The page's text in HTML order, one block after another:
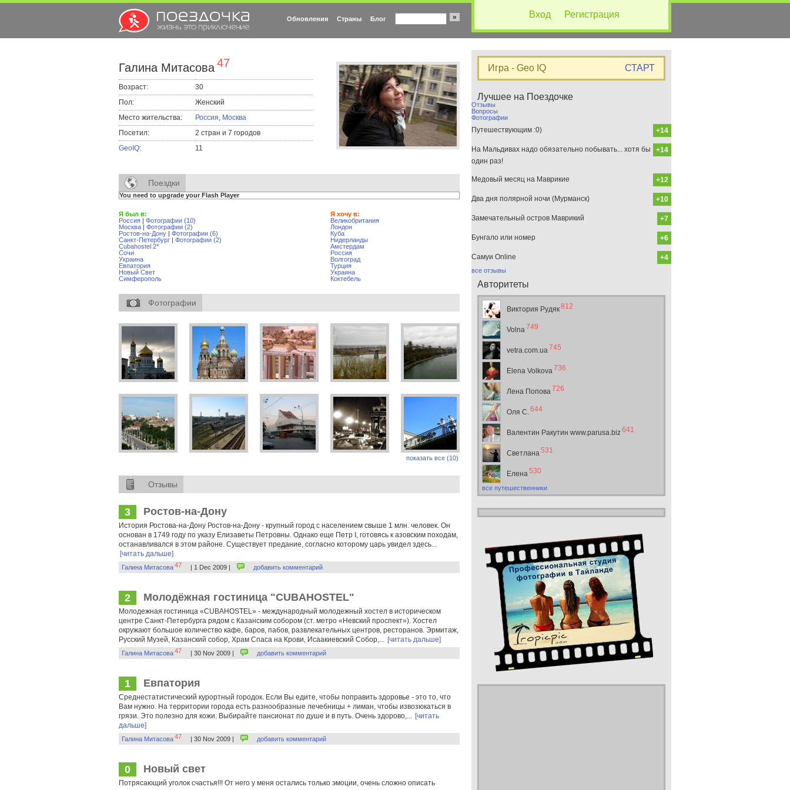
Вход Регистрация
Обновления Страны Блог »
Галина Митасова47
Возраст:
30
Пол:
Женский
Место жительства:
Россия, Москва
Посетил:
2 стран и 7 городов
GeoIQ: 11
Поездки
You need to upgrade your Flash Player
Я был в:
Россия | Фотографии (10)
Москва | Фотографии (2)
Ростов-на-Дону | Фотографии (6)
Санкт-Петербург | Фотографии (2)
Cubahostel 2*
Сочи
Украина
Евпатория
Новый Свет
Симферополь
Я хочу в:
Великобритания
Лондон
Куба
Нидерланды
Амстердам
Россия
Волгоград
Турция
Украина
Коктебель
Фотографии
показать все (10)
Отзывы
3 Ростов-на-Дону
История Ростова-на-Дону Ростов-на-Дону - крупный город с населением свыше 1 млн. человек. Он
основан в 1749 году по указу Елизаветы Петровны. Однако еще Петр I, готовясь к азовским походам,
останавливался в этом районе. Существует предание, согласно которому царь увидел здесь...
[читать дальше]
Галина Митасова47 | 1 Dec 2009 | добавить комментарий
2 Молодёжная гостиница "CUBAHOSTEL"
Молодежная гостиница «CUBAHOSTEL» - международный молодежный хостел в историческом
центре Санкт-Петербурга рядом с Казанским собором (ст. метро «Невский проспект»). Хостел
окружают большое количество кафе, баров, пабов, развлекательных центров, ресторанов. Эрмитаж,
Русский Музей, Казанский собор, Храм Спаса на Крови, Исаакиевский Собор,... [читать дальше]
Галина Митасова47 | 30 Nov 2009 | добавить комментарий
1 Евпатория
Среднестатистический курортный городок. Если Вы едите, чтобы поправить здоровье - это то, что
Вам нужно. На территории города есть разнообразные лечебницы + лиман, чтобы извозюкаться в
грязи. Это полезно для кожи. Выбирайте пансионат по душе и в путь. Очень здорово,... [читать
дальше]
Галина Митасова47 | 30 Nov 2009 | добавить комментарий
0 Новый свет
Потрясающий уголок счастья!!! От него у меня остались только эмоции, очень сложно описать
Игра - Geo IQ СТАРТ
Лучшее на Поездочке
Отзывы
Вопросы
Фотографии
+14
Путешествующим :0)
+14
На Мальдивах надо обязательно побывать... хотя бы
один раз!
+12
Медовый месяц на Маврикие
+10
Два дня полярной ночи (Мурманск)
+7
Замечательный остров Маврикий
+6
Бунгало или номер
+4
Самуи Online
все отзывы
Авторитеты
Виктория Рудяк812
Volna749
vetra.com.ua745
Elena Volkova736
Лена Попова726
Оля С.644
Валентин Ракутин www.parusa.biz641
Светлана531
Елена530
все путешественники